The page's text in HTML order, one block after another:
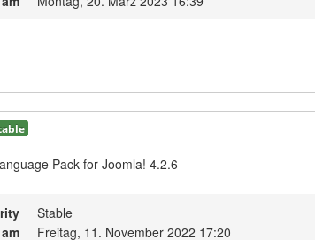
Pack for Joomla! 4.2.6
Stable
Freitag, 11. November 2022 17:20